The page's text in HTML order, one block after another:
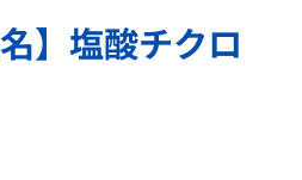
名】塩酸チクロ